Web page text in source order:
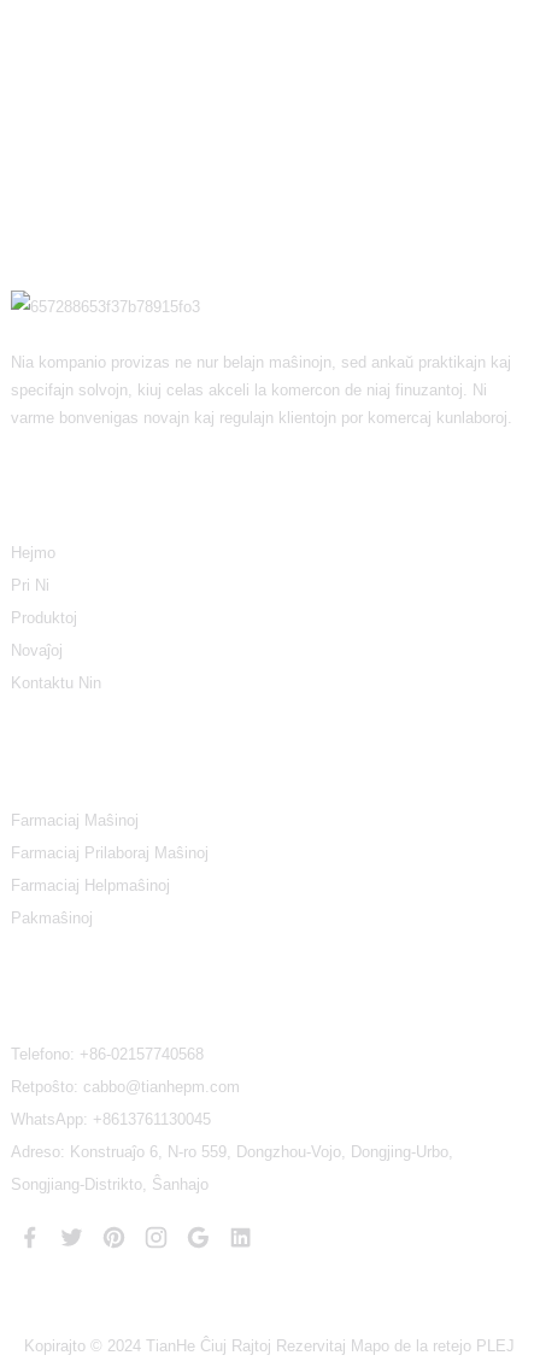
Nia kompanio provizas ne nur belajn maŝinojn, sed ankaŭ praktikajn kaj
specifajn solvojn, kiuj celas akceli la komercon de niaj finuzantoj. Ni
varme bonvenigas novajn kaj regulajn klientojn por komercaj kunlaboroj.
Hejmo
Pri Ni
Produktoj
Novaĵoj
Kontaktu Nin
Farmaciaj Maŝinoj
Farmaciaj Prilaboraj Maŝinoj
Farmaciaj Helpmaŝinoj
Pakmaŝinoj
Telefono: +86-02157740568
Retpoŝto: cabbo@tianhepm.com
WhatsApp: +8613761130045
Adreso: Konstruaĵo 6, N-ro 559, Dongzhou-Vojo, Dongjing-Urbo,
Songjiang-Distrikto, Ŝanhajo
Kopirajto © 2024 TianHe Ĉiuj Rajtoj Rezervitaj Mapo de la retejo PLEJ